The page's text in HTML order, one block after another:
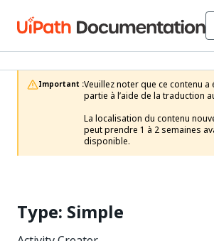
Important :Veuillez noter que ce contenu a
partie à l’aide de la traduction
La localisation du contenu
peut prendre 1 à 2 semaines
disponible.
Type: Simple